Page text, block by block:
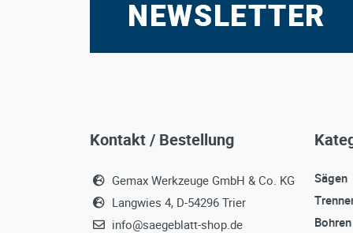
Kontakt / Bestellung
Gemax Werkzeuge GmbH & Co. KG
Langwies 4, D-54296 Trier
info@saegeblatt-shop.de
Sägen
Bohren